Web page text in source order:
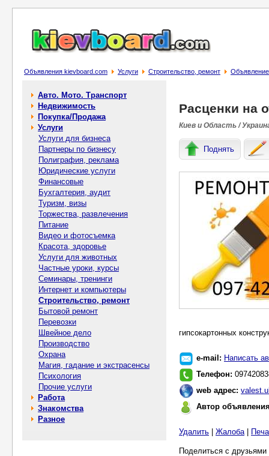
Объявления kievboard.com Услуги Строительство, ремонт Объявление
Авто. Мото. Транспорт
Недвижимость
Покупка/Продажа
Услуги
Услуги для бизнеса
Партнеры по бизнесу
Полиграфия, реклама
Юридические услуги
Финансовые
Бухгалтерия, аудит
Туризм, визы
Торжества, развлечения
Питание
Видео и фотосъемка
Красота, здоровье
Услуги для животных
Частные уроки, курсы
Семинары, тренинги
Интернет и компьютеры
Строительство, ремонт
Бытовой ремонт
Перевозки
Швейное дело
Производство
Охрана
Магия, гадание и экстрасенсы
Психология
Прочие услуги
Работа
Знакомства
Разное
Расценки на
Киев и Область /
Поднять
гипсокартонных
e-mail: Написать
Телефон:
web адрес:
Автор
Удалить Жалоба|
Поделиться с